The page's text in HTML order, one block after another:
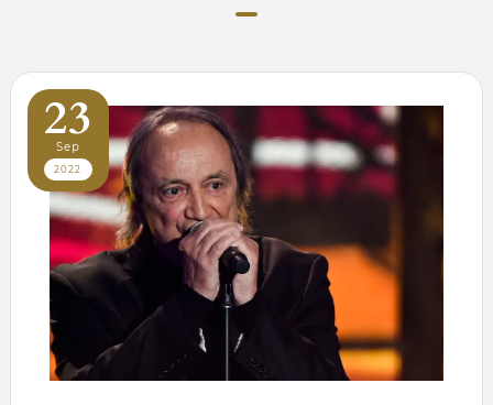
23
Sep
2022